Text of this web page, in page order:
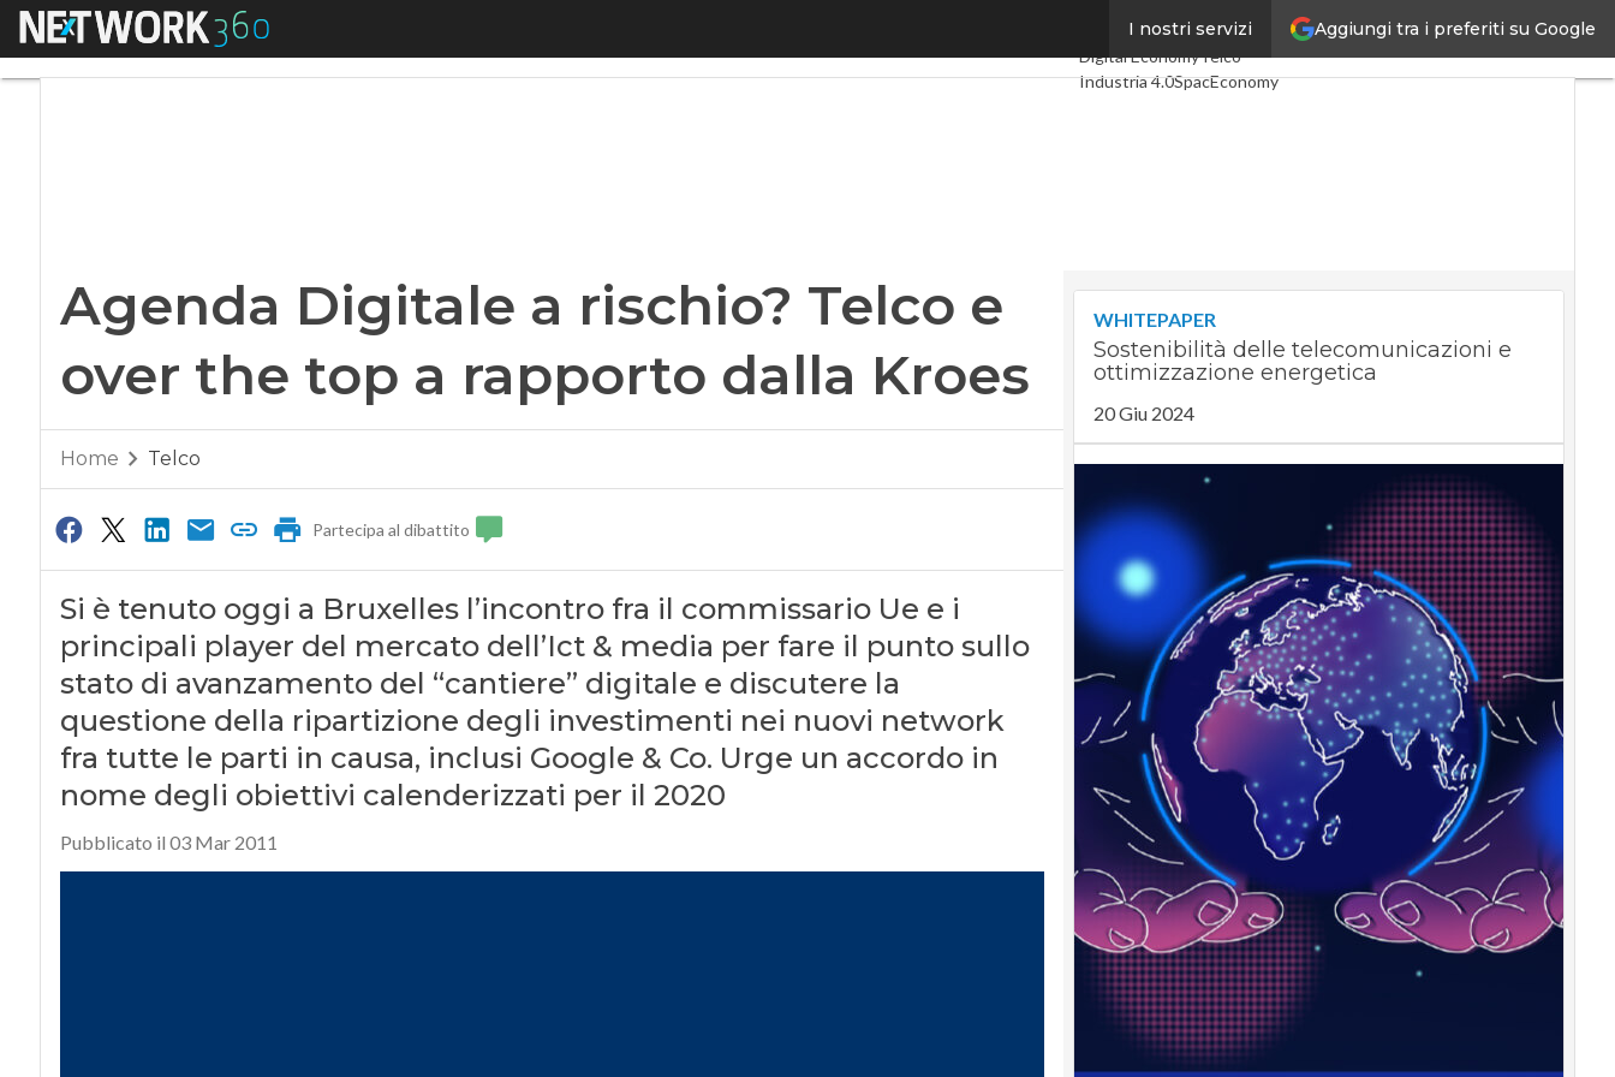
Aggiungi tra i preferiti su Google
I nostri servizi
Menu
Ultimi articoli
Digital EconomyTelco
Industria 4.0SpacEconomy
Agenda Digitale a rischio? Telco e
over the top a rapporto dalla Kroes
Home Telco
Partecipa al dibattito
Si è tenuto oggi a Bruxelles l’incontro fra il commissario Ue e i
principali player del mercato dell’Ict & media per fare il punto sullo
stato di avanzamento del “cantiere” digitale e discutere la
questione della ripartizione degli investimenti nei nuovi network
fra tutte le parti in causa, inclusi Google & Co. Urge un accordo in
nome degli obiettivi calenderizzati per il 2020
Pubblicato il 03 Mar 2011
WHITEPAPER
Sostenibilità delle telecomunicazioni e
ottimizzazione energetica
20 Giu 2024